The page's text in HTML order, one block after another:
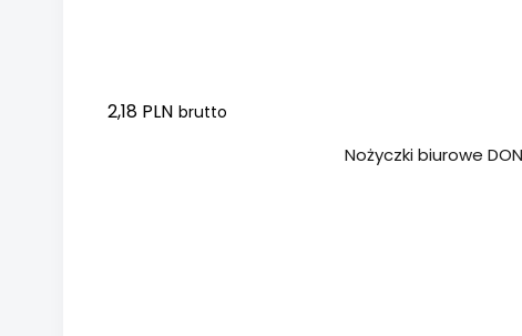
2,18 PLN brutto
Nożyczki biurowe